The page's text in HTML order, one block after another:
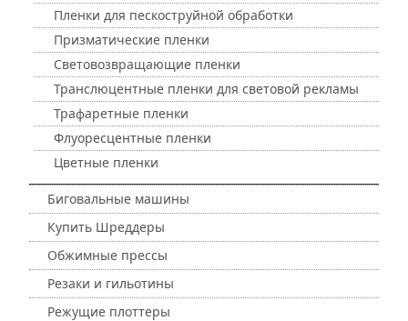
Пленки для пескоструйной обработки
Призматические пленки
Световозвращающие пленки
Транслюцентные пленки для световой рекламы
Трафаретные пленки
Флуоресцентные пленки
Цветные пленки
Биговальные машины
Купить Шреддеры
Обжимные прессы
Резаки и гильотины
Режущие плоттеры